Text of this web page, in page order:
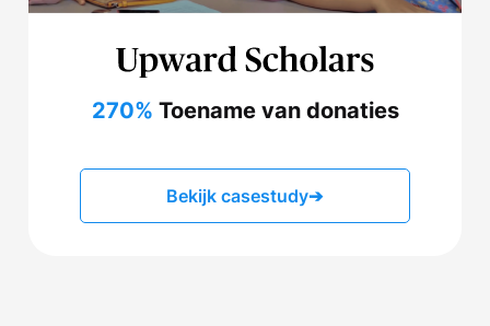
270% Toename van donaties
Bekijk casestudy➔